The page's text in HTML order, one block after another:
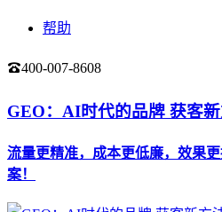
帮助
400-007-8608
GEO：AI时代的品牌 获客
流量更精准，成本更低廉，效果
案！